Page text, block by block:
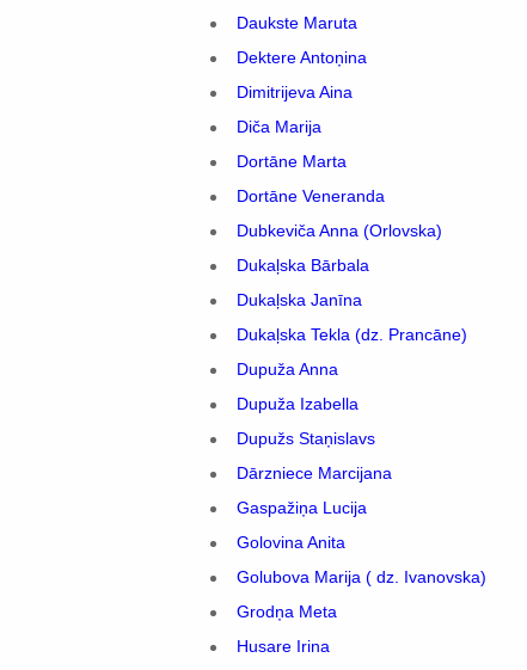
Daukste Maruta
Dektere Antoņina
Dimitrijeva Aina
Diča Marija
Dortāne Marta
Dortāne Veneranda
Dubkeviča Anna (Orlovska)
Dukaļska Bārbala
Dukaļska Janīna
Dukaļska Tekla (dz. Prancāne)
Dupuža Anna
Dupuža Izabella
Dupužs Staņislavs
Dārzniece Marcijana
Gaspažiņa Lucija
Golovina Anita
Golubova Marija ( dz. Ivanovska)
Grodņa Meta
Husare Irina